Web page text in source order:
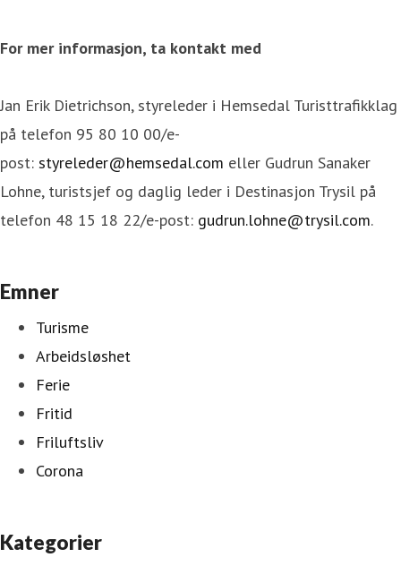
For mer informasjon, ta kontakt med
Jan Erik Dietrichson, styreleder i Hemsedal Turisttrafikklag
på telefon 95 80 10 00/e-
post: styreleder@hemsedal.com eller Gudrun Sanaker
Lohne, turistsjef og daglig leder i Destinasjon Trysil på
telefon 48 15 18 22/e-post: gudrun.lohne@trysil.com.
Emner
Turisme
Arbeidsløshet
Ferie
Fritid
Friluftsliv
Corona
Kategorier